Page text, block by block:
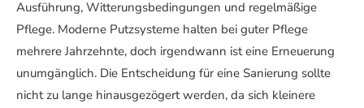
Ausführung, Witterungsbedingungen und regelmäßige
Pflege. Moderne Putzsysteme halten bei guter Pflege
mehrere Jahrzehnte, doch irgendwann ist eine Erneuerung
unumgänglich. Die Entscheidung für eine Sanierung sollte
nicht zu lange hinausgezögert werden, da sich kleinere